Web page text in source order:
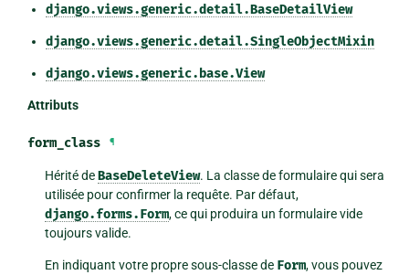
django.views.generic.detail.BaseDetailView
django.views.generic.detail.SingleObjectMixin
django.views.generic.base.View
Attributs
form_class ¶
Hérité deBaseDeleteView. La classe de formulaire qui sera
utilisée pour confirmer la requête. Par défaut,
django.forms.Form, ce qui produira un formulaire vide
toujours valide.
En indiquant votre propre sous-classe de Form, vous pouvez